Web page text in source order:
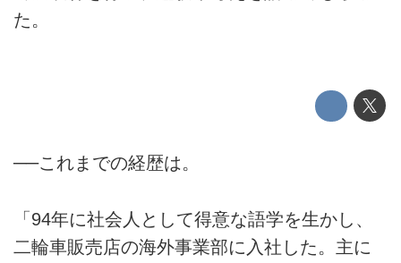
た。
──これまでの経歴は。
「94年に社会人として得意な語学を生かし、
二輪車販売店の海外事業部に入社した。主に